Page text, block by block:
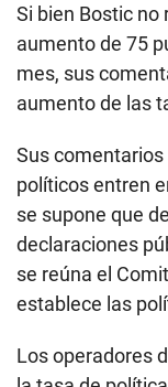
Si bien Bostic
aumento de 75
mes, sus
aumento de las
Sus
políticos entren
se supone que
declaraciones
se reúna el
establece las
Los operadores